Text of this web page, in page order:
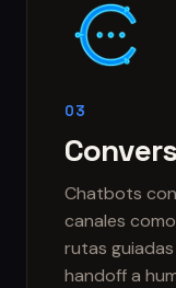
03
Chatbots
canales
rutas
handoff a